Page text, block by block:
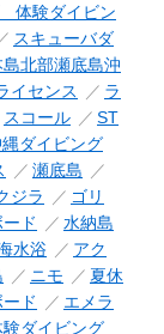
体験ダイビン
スキューバダ
島北部瀬底島沖
イセンス
ラ
スコール
ST
ダイビング
瀬底島
ジラ
ゴリ
ド
水納島
水浴
アク
ニモ
夏休
ド
エメラ
ダイビング